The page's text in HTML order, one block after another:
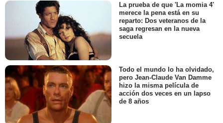
La prueba de que 'La momia 4'
merece la pena está en su
reparto: Dos veteranos de la
saga regresan en la nueva
secuela
Todo el mundo lo ha olvidado,
pero Jean-Claude Van Damme
hizo la misma película de
acción dos veces en un lapso
de 8 años